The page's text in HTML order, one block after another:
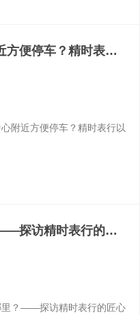
方便停车？精时表行
附近方便停车？精时表行以
探访精时表行的匠
？——探访精时表行的匠心